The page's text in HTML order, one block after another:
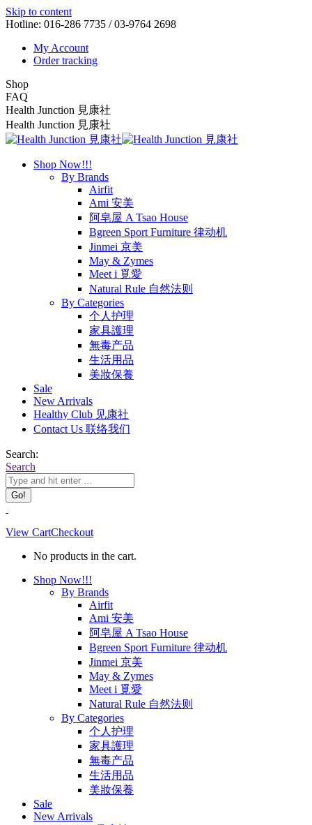
Skip to content
Hotline: 016-286 7735 / 03-9764 2698
My Account
Order tracking
Shop
FAQ
Health Junction 見康社
Health Junction 見康社
Shop Now!!!
By Brands
Airfit
Ami 安美
阿皂屋 A Tsao House
Bgreen Sport Furniture 律动机
Jinmei 京美
May & Zymes
Meet i 覓愛
Natural Rule 自然法则
By Categories
个人护理
家具護理
無毒产品
生活用品
美妝保養
Sale
New Arrivals
Healthy Club 见康社
Contact Us 联络我们
Search:
Search
View CartCheckout
No products in the cart.
Shop Now!!!
By Brands
Airfit
Ami 安美
阿皂屋 A Tsao House
Bgreen Sport Furniture 律动机
Jinmei 京美
May & Zymes
Meet i 覓愛
Natural Rule 自然法则
By Categories
个人护理
家具護理
無毒产品
生活用品
美妝保養
Sale
New Arrivals